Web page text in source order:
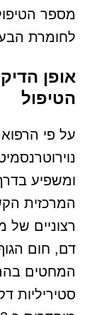
מספר
לחומרת
אופן
הטיפול
על פי
ומשפיע
המרכזית
רצוניים של
דם, חום
המחטים
סטיריליות